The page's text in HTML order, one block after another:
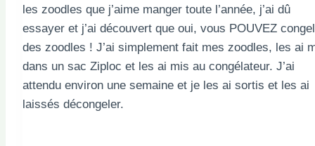
les zoodles que j’aime manger toute l’année, j’ai dû
essayer et j’ai découvert que oui, vous POUVEZ
des zoodles ! J’ai simplement fait mes zoodles, les ai
dans un sac Ziploc et les ai mis au congélateur. J’ai
attendu environ une semaine et je les ai sortis et les ai
laissés décongeler.